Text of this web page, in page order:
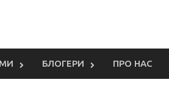
БЛОГЕРИ ПРО НАС